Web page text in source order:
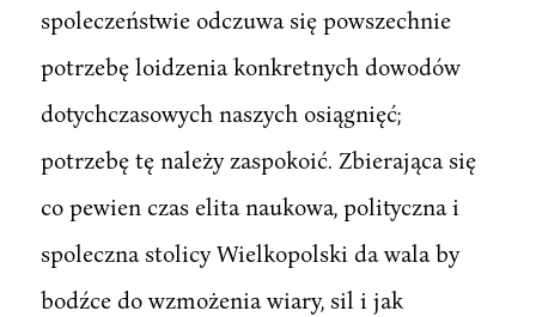
spoleczeństwie odczuwa się powszechnie
potrzebę loidzenia konkretnych dowodów
dotychczasowych naszych osiągnięć;
potrzebę tę należy zaspokoić. Zbierająca się
co pewien czas elita naukowa, polityczna i
spoleczna stolicy Wielkopolski da wala by
bodźce do wzmożenia wiary, sil i jak